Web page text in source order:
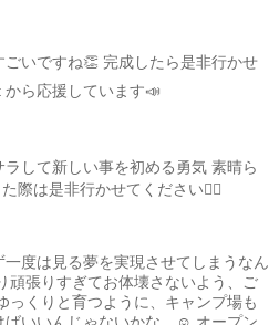
いですね👏 完成したら是非行かせ
ら応援しています📣
して新しい事を初める勇気 素晴ら
際は是非行かせてください👍🏼
度は見る夢を実現させてしまうなん
頑張りすぎてお体壊さないよう、ご
っくりと育つように、キャンプ場も